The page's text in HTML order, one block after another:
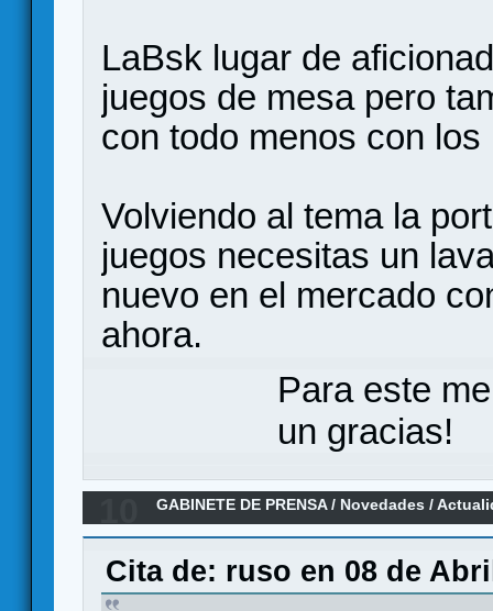
LaBsk lugar de
juegos de mesa pero
con todo menos con
Volviendo al tema la
juegos necesitas un
nuevo en el mercado
ahora.
Para este
un gracias!
GABINETE DE PRENSA/ Novedades /
Cita de: ruso en 08 de